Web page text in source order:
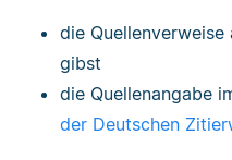
die Quellenverweise
gibst
die Quellenangabe
der Deutschen